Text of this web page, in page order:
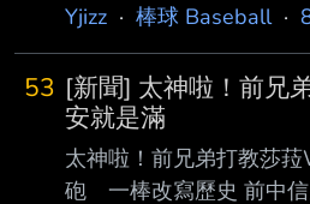
Yjizz · 棒球 Baseball·
53 [新聞] 太神啦！前兄
安就是滿
太神啦！前兄弟打教莎
砲 一棒改寫歷史 前中